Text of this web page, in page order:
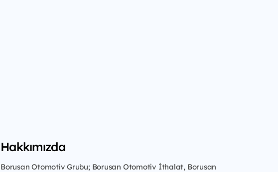
Hakkımızda
Borusan Otomotiv Grubu; Borusan Otomotiv İthalat, Borusan